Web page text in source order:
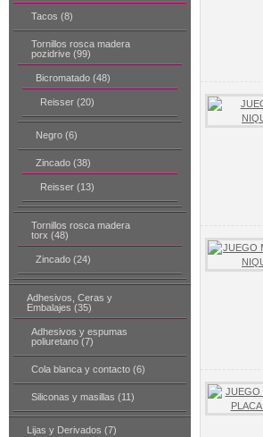
Tacos (8)
Tornillos rosca madera
pozidrive (99)
Bicromatado (48)
Reisser (20)
Negro (6)
Zincado (38)
Reisser (13)
Tornillos rosca madera
torx (48)
Zincado (24)
Adhesivos, Ceras y
Embalajes (35)
Adhesivos y espumas
poliuretano (7)
Cola blanca y contacto (6)
Siliconas y masillas (11)
Lijas y Derivados (7)